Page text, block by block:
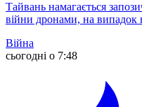
Тайвань намагається
війни дронами, на
Війна
сьогодні о 7:48